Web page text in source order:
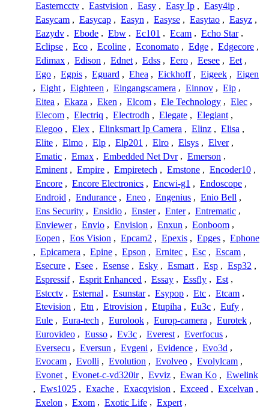
Easterncctv , Eastvision , Easy , Easy Ip , Easy4ip ,
Easycam , Easycap , Easyn , Easyse , Easytao , Easyz ,
Eazydv , Ebode , Ebw , Ec101 , Ecam , Echo Star ,
Eclipse , Eco , Ecoline , Economato , Edge , Edgecore ,
Edimax , Edison , Ednet , Edss , Eero , Eesee , Eet ,
Ego , Egpis , Eguard , Ehea , Eickhoff , Eigeek , Eigen
, Eight , Eighteen , Eingangscamera , Einnov , Eip ,
Eitea , Ekaza , Eken , Elcom , Ele Technology , Elec ,
Elecom , Electriq , Electrodh , Elegate , Elegiant ,
Elegoo , Elex , Elinksmart Ip Camera , Elinz , Elisa ,
Elite , Elmo , Elp , Elp201 , Elro , Elsys , Elver ,
Ematic , Emax , Embedded Net Dvr , Emerson ,
Eminent , Empire , Empiretech , Emstone , Encoder10 ,
Encore , Encore Electronics , Encwi-g1 , Endoscope ,
Endroid , Endurance , Eneo , Engenius , Enio Bell ,
Ens Security , Ensidio , Enster , Enter , Entrematic ,
Enviewer , Envio , Envision , Enxun , Eonboom ,
Eopen , Eos Vision , Epcam2 , Epexis , Epges , Ephone
, Epicamera , Epine , Epson , Ernitec , Esc , Escam ,
Esecure , Esee , Esense , Esky , Esmart , Esp , Esp32 ,
Espressif , Esprit Enhanced , Essay , Essfly , Est ,
Estcctv , Esternal , Esunstar , Esypop , Etc , Etcam ,
Etevision , Etn , Etrovision , Etupiha , Eu3c , Eufy ,
Eule , Eura-tech , Eurolook , Europ-camera , Eurotek ,
Eurovideo , Eusso , Ev3c , Everest , Everfocus ,
Eversecu , Eversun , Evgeni , Evidence , Evo3d ,
Evocam , Evolli , Evolution , Evolveo , Evolylcam ,
Evonet , Evonet-c-vd320ir , Evviz , Ewan Ko , Ewelink
, Ews1025 , Exache , Exacqvision , Exceed , Excelvan ,
Exelon , Exom , Exotic Life , Expert ,